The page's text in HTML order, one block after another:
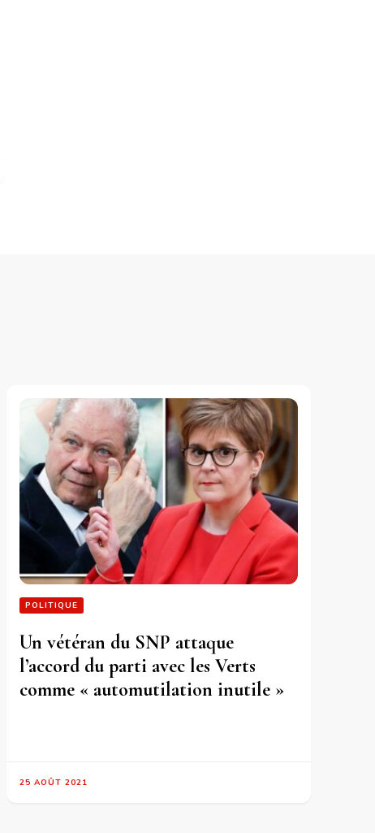
POLITIQUE
Un vétéran du SNP attaque
l’accord du parti avec les Verts
comme « automutilation inutile »
25 AOÛT 2021